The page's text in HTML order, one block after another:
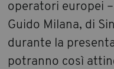
operatori europei
Guido Milana, di
durante la
potranno così